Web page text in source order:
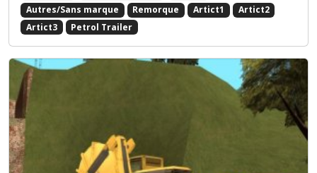
Autres/Sans marque
Remorque Artict1
Artict2
Artict3
Petrol Trailer